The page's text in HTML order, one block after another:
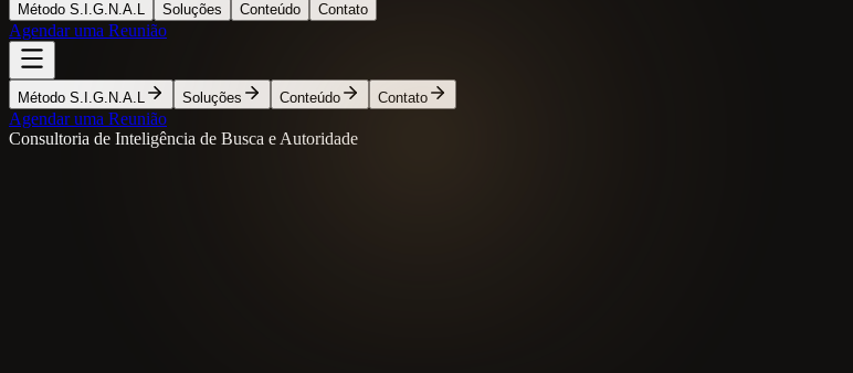
Método S.I.G.N.A.L Soluções Conteúdo Contato
Agendar uma Reunião
Método S.I.G.N.A.L Soluções Conteúdo Contato
Agendar uma Reunião
Consultoria de Inteligência de Busca e Autoridade